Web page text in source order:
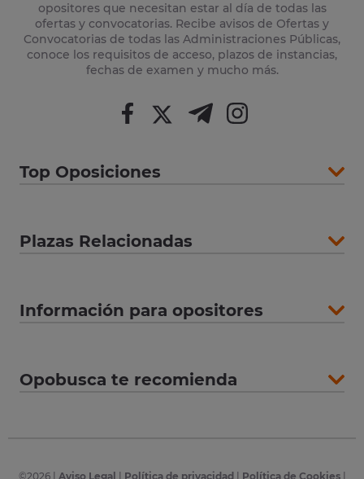
opositores que necesitan estar al día de todas las
ofertas y convocatorias. Recibe avisos de Ofertas y
Convocatorias de todas las Administraciones Públicas,
conoce los requisitos de acceso, plazos de instancias,
fechas de examen y mucho más.
Top Oposiciones
Plazas Relacionadas
Información para opositores
Opobusca te recomienda
©2026| Aviso Legal Política de privacidad Política de Cookies|